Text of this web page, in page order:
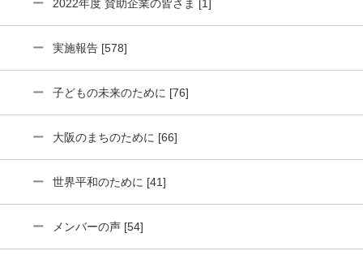
2022年度 賛助企業の皆さま [1]
実施報告 [578]
子どもの未来のために [76]
大阪のまちのために [66]
世界平和のために [41]
メンバーの声 [54]